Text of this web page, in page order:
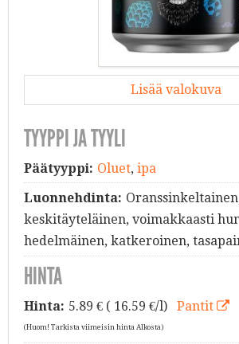
Lisää valokuva
TYYPPI JA TYYLI
Päätyyppi: Oluet, ipa
Luonnehdinta:
keskitäyteläinen, voimakkaasti
hedelmäinen, katkeroinen,
HINTA
Hinta: 5.89 € ( 16.59 €/l) Pantit
(Huom! Tarkista viimeisin hinta Alkosta)